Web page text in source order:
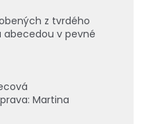
z tvrdého
abecedou v pevné
Martina